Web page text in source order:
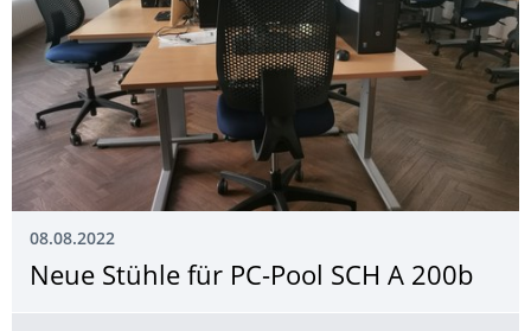
08.08.2022
Neue Stühle für PC-Pool SCH A 200b